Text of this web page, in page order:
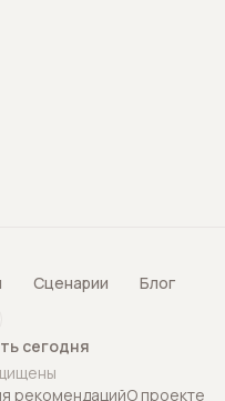
Сценарии Блог
сегодня
рекомендацийО проекте